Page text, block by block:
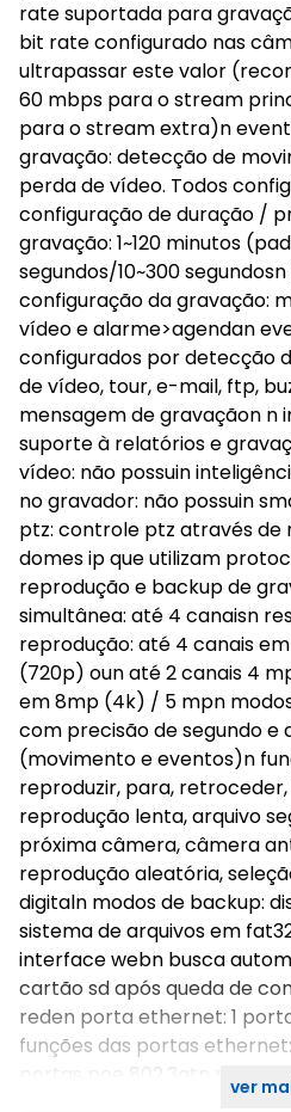
rate suportada para
bit rate configurado nas
ultrapassar este valor
60 mbps para o stream
para o stream extra)n
gravação: detecção de
perda de vídeo. Todos
configuração de duração /
gravação: 1~120 minutos
segundos/10~300
configuração da gravação:
vídeo e alarme>agendan
configurados por detecção
de vídeo, tour, e-mail, ftp,
mensagem de gravaçãon n
suporte à relatórios e
vídeo: não possuin
no gravador: não possuin
ptz: controle ptz através
domes ip que utilizam
reprodução e backup de
simultânea: até 4 canaisn
reprodução: até 4 canais
(720p) oun até 2 canais 4
em 8mp (4k) / 5 mpn
com precisão de segundo e
(movimento e eventos)n
reproduzir, para,
reprodução lenta, arquivo
próxima câmera, câmera
reprodução aleatória,
digitaln modos de backup:
sistema de arquivos em
interface webn busca
cartão sd após queda de
reden porta ethernet: 1
funções das portas
portas poe 802.3atn
ver